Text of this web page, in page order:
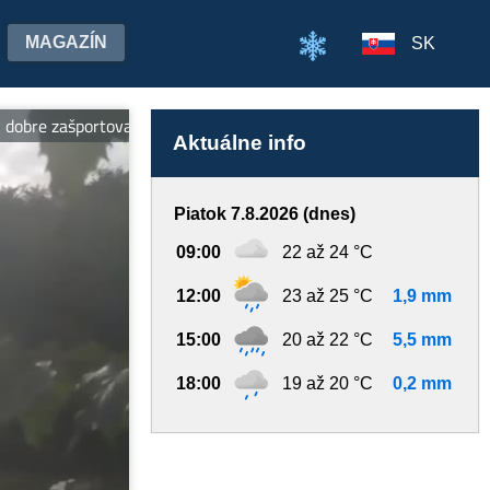
MAGAZÍN SK
-- Makovica je najdlhšou zjazdovkou
Aktuálne info
Piatok 7.8.2026 (dnes)
09:00 22 až 24 °C
12:00 23 až 25 °C 1,9 mm
15:00 20 až 22 °C 5,5 mm
18:00 19 až 20 °C 0,2 mm